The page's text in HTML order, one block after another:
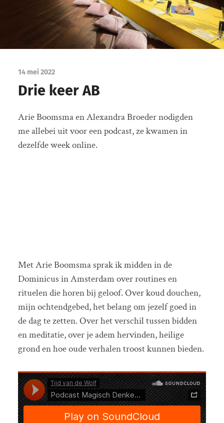
14 mei 2022
Drie keer AB
Arie Boomsma en Alexandra Broeder nodigden
me allebei uit voor een podcast, ze kwamen in
dezelfde week online.
Met Arie Boomsma sprak ik midden in de
Dominicus in Amsterdam over routines en
rituelen die horen bij geloof. Over koud douchen,
mijn ochtendgebed, het belang om jezelf goed in
de dag te zetten. Over het verschil tussen bidden
en meditatie, over je adem hervinden, heilige
grond en hoe oude verhalen troost kunnen bieden.